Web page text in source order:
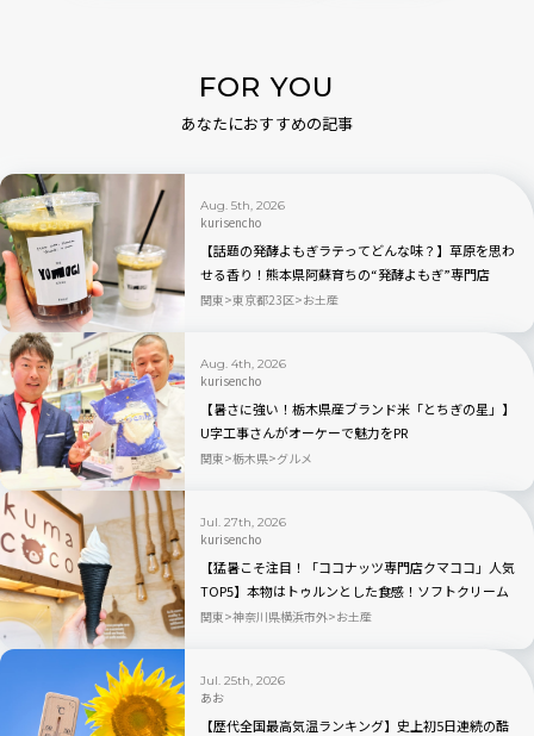
FOR YOU
あなたにおすすめの記事
Aug. 5th, 2026
kurisencho
【話題の発酵よもぎラテってどんな味？】草原を思わ
せる香り！熊本県阿蘇育ちの“発酵よもぎ”専門店
「BETWEEN by THE YOMOGI STAND」渋谷にオープ
関東 東京都23区 お土産
Aug. 4th, 2026
kurisencho
【暑さに強い！栃木県産ブランド米「とちぎの星」】
U字工事さんがオーケーで魅力をPR
関東 栃木県 グルメ
Jul. 27th, 2026
kurisencho
【猛暑こそ注目！「ココナッツ専門店クマココ」人気
TOP5】本物はトゥルンとした食感！ソフトクリーム
やビールも人気｜川崎・ラ チッタデッラ
関東 神奈川県横浜市外 お土産
Jul. 25th, 2026
あお
【歴代全国最高気温ランキング】史上初5日連続の酷